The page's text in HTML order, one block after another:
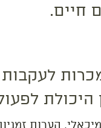
חיים.
היכולת
הערות